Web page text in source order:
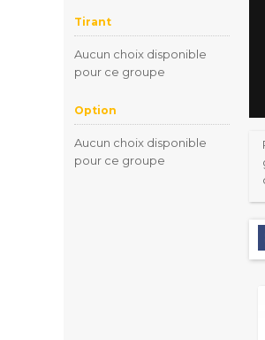
Tirant
Aucun choix disponible
pour ce groupe
Option
Aucun choix disponible
pour ce groupe